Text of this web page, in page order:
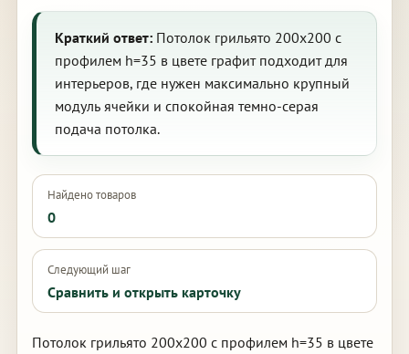
Краткий ответ:Потолок грильято 200х200 с
профилем h=35 в цвете графит подходит для
интерьеров, где нужен максимально крупный
модуль ячейки и спокойная темно-серая
подача потолка.
Найдено товаров
0
Следующий шаг
Сравнить и открыть карточку
Потолок грильято 200х200 с профилем h=35 в цвете